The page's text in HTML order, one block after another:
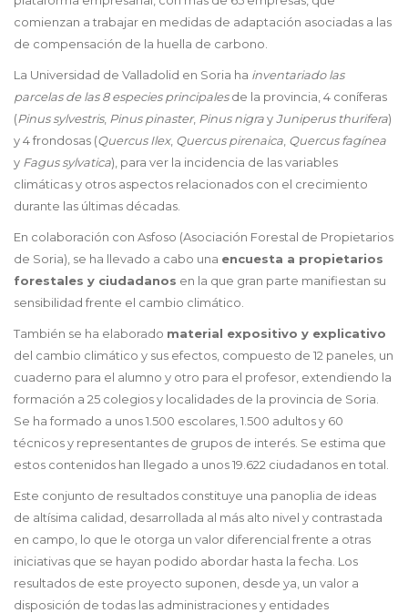
comienzan a trabajar en medidas de adaptación asociadas a las
de compensación de la huella de carbono.
La Universidad de Valladolid en Soria ha inventariado las
parcelas de las 8 especies principalesde la provincia, 4 coníferas
(Pinus sylvestris, Pinus pinaster, Pinus nigrayJuniperus thurifera)
y 4 frondosas (Quercus Ilex, Quercus pirenaica Quercus fagínea
y Fagus sylvatica), para ver la incidencia de las variables
climáticas y otros aspectos relacionados con el crecimiento
durante las últimas décadas.
En colaboración con Asfoso (Asociación Forestal de Propietarios
de Soria), se ha llevado a cabo una encuesta a propietarios
forestales y ciudadanos en la que gran parte manifiestan su
sensibilidad frente el cambio climático.
También se ha elaborado material expositivo y explicativo
del cambio climático y sus efectos, compuesto de 12 paneles, un
cuaderno para el alumno y otro para el profesor, extendiendo la
formación a 25 colegios y localidades de la provincia de Soria.
Se ha formado a unos 1.500 escolares, 1.500 adultos y 60
técnicos y representantes de grupos de interés. Se estima que
estos contenidos han llegado a unos 19.622 ciudadanos en total.
Este conjunto de resultados constituye una panoplia de ideas
de altísima calidad, desarrollada al más alto nivel y contrastada
en campo, lo que le otorga un valor diferencial frente a otras
iniciativas que se hayan podido abordar hasta la fecha. Los
resultados de este proyecto suponen, desde ya, un valor a
disposición de todas las administraciones y entidades